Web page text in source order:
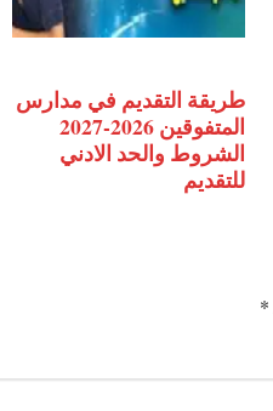
طريقة التقديم في مدارس
المتفوقين 2026-2027
الشروط والحد الادني
للتقديم
*